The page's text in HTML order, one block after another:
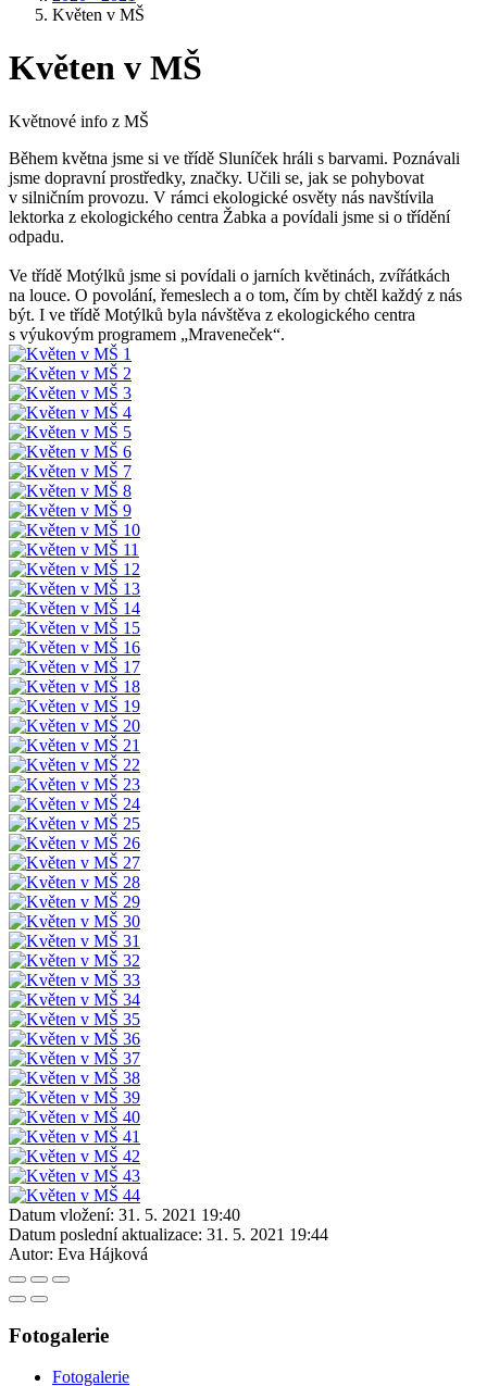
Květen v MŠ
Květen v MŠ
Květnové info z MŠ
Během května jsme si ve třídě Sluníček hráli s barvami. Poznávali
jsme dopravní prostředky, značky. Učili se, jak se pohybovat
v silničním provozu. V rámci ekologické osvěty nás navštívila
lektorka z ekologického centra Žabka a povídali jsme si o třídění
odpadu.
Ve třídě Motýlků jsme si povídali o jarních květinách, zvířátkách
na louce. O povolání, řemeslech a o tom, čím by chtěl každý z nás
být. I ve třídě Motýlků byla návštěva z ekologického centra
s výukovým programem „Mraveneček“.
Datum vložení: 31. 5. 2021 19:40
Datum poslední aktualizace: 31. 5. 2021 19:44
Autor: Eva Hájková
Fotogalerie
Fotogalerie